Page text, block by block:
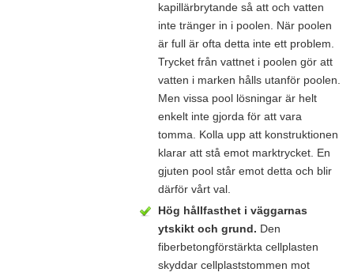
kapillärbrytande så att och vatten
inte tränger in i poolen. När poolen
är full är ofta detta inte ett problem.
Trycket från vattnet i poolen gör att
vatten i marken hålls utanför poolen.
Men vissa pool lösningar är helt
enkelt inte gjorda för att vara
tomma. Kolla upp att konstruktionen
klarar att stå emot marktrycket. En
gjuten pool står emot detta och blir
därför vårt val.
Hög hållfasthet i väggarnas
ytskikt och grund. Den
fiberbetongförstärkta cellplasten
skyddar cellplaststommen mot